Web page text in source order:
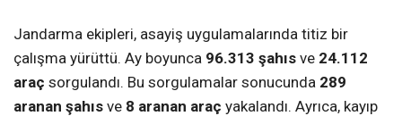
Jandarma ekipleri, asayiş uygulamalarında titiz bir
çalışma yürüttü. Ay boyunca 96.313 şahıs ve 24.112
araç sorgulandı. Bu sorgulamalar sonucunda 289
aranan şahıs ve 8 aranan araç yakalandı. Ayrıca, kayıp